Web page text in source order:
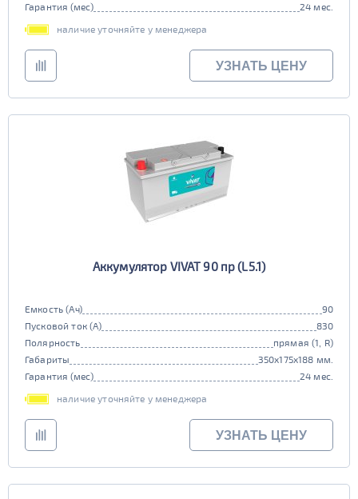
Гарантия (мес)
24 мес.
наличие уточняйте у менеджера
УЗНАТЬ ЦЕНУ
Аккумулятор VIVAT 90 пр (L5.1)
Емкость (Ач)
90
Пусковой ток (А)
830
Полярность
прямая (1, R)
Габариты
350x175x188 мм.
Гарантия (мес)
24 мес.
наличие уточняйте у менеджера
УЗНАТЬ ЦЕНУ